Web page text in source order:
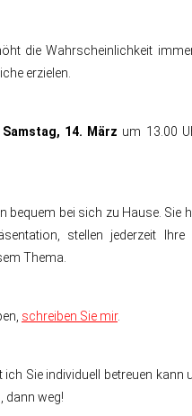
die Wahrscheinlichkeit
erzielen.
Samstag, 14. März um 13.00
bequem bei sich zu Hause. Sie
stellen jederzeit
Thema.
schreiben Sie mir.
ich Sie individuell betreuen
dann weg!